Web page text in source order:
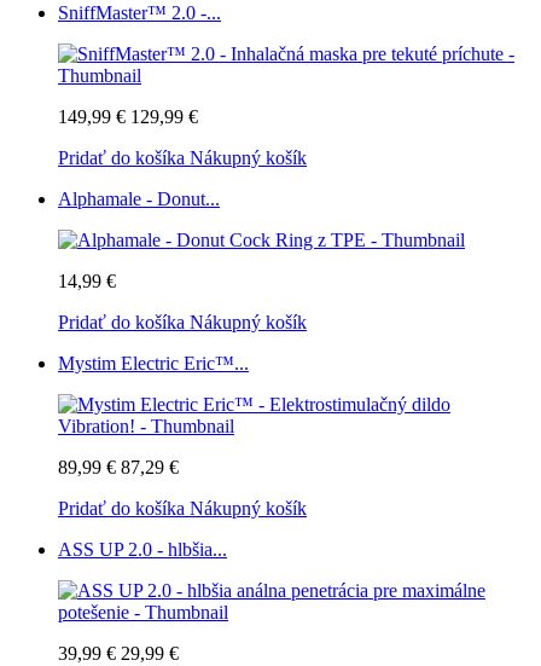
SniffMaster™ 2.0 -...
149,99 € 129,99 €
Pridať do košíka Nákupný košík
Alphamale - Donut...
14,99 €
Pridať do košíka Nákupný košík
Mystim Electric Eric™...
89,99 € 87,29 €
Pridať do košíka Nákupný košík
ASS UP 2.0 - hlbšia...
39,99 € 29,99 €